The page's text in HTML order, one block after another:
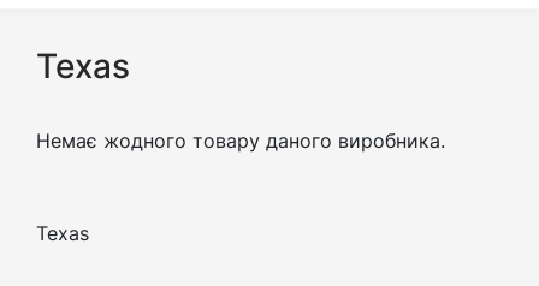
Texas
Немає жодного товару даного виробника.
Texas